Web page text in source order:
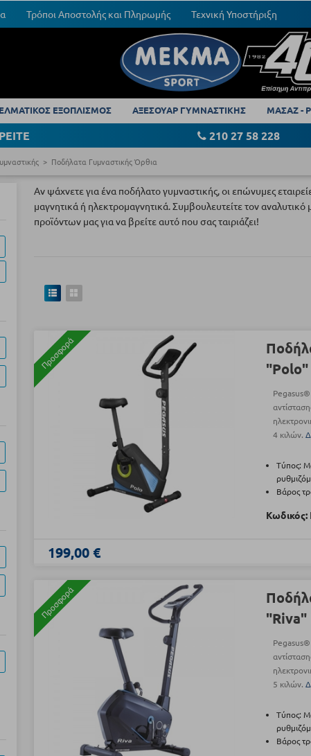
Τρόποι Αποστολής και Πληρωμής Τεχνική Υποστήριξη
ΕΞΟΠΛΙΣΜΟΣ ΑΞΕΣΟΥΑΡ ΓΥΜΝΑΣΤΙΚΗΣ ΜΑΣΑΖ -
210 27 58 228
Ποδήλατα Γυμναστικής Όρθια
Αν ψάχνετε για ένα ποδήλατο γυμναστικής, οι επώνυμες
μαγνητικά ή ηλεκτρομαγνητικά. Συμβουλευτείτε τον αναλυτικό
προϊόντων μας για να βρείτε αυτό που σας ταιριάζει!
Προσφορά
"Polo"
4 κιλών.
Τύπος:
Βάρος
Κωδικός:
199,00 €
Προσφορά
"Riva"
5 κιλών.
Τύπος:
Βάρος
ρυθμιζόμενο